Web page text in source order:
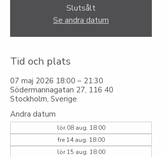
Slutsålt
Se andra datum
Tid och plats
07 maj 2026 18:00 – 21:30
Södermannagatan 27, 116 40
Stockholm, Sverige
Andra datum
lör 08 aug. 18:00
fre 14 aug. 18:00
lör 15 aug. 18:00